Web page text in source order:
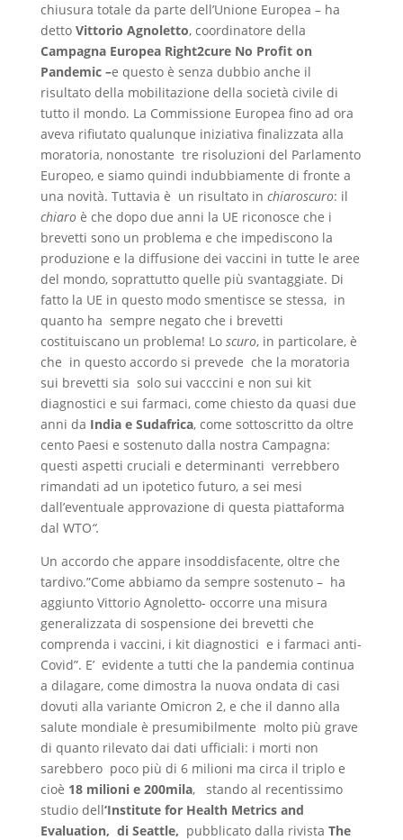
chiusura totale da parte dell’Unione Europea – ha
detto Vittorio Agnoletto, coordinatore della
Campagna Europea Right2cure No Profit on
Pandemic –e questo è senza dubbio anche il
risultato della mobilitazione della società civile di
tutto il mondo. La Commissione Europea fino ad ora
aveva rifiutato qualunque iniziativa finalizzata alla
moratoria, nonostante tre risoluzioni del Parlamento
Europeo, e siamo quindi indubbiamente di fronte a
una novità. Tuttavia è un risultato in chiaroscuro: il
chiaroè che dopo due anni la UE riconosce che i
brevetti sono un problema e che impediscono la
produzione e la diffusione dei vaccini in tutte le aree
del mondo, soprattutto quelle più svantaggiate. Di
fatto la UE in questo modo smentisce se stessa, in
quanto ha sempre negato che i brevetti
costituiscano un problema! Lo scuro, in particolare, è
che in questo accordo si prevede che la moratoria
sui brevetti sia solo sui vacccini e non sui kit
diagnostici e sui farmaci, come chiesto da quasi due
anni da India e Sudafrica, come sottoscritto da oltre
cento Paesi e sostenuto dalla nostra Campagna:
questi aspetti cruciali e determinanti verrebbero
rimandati ad un ipotetico futuro, a sei mesi
dall’eventuale approvazione di questa piattaforma
dal WTO“.
Un accordo che appare insoddisfacente, oltre che
tardivo.”Come abbiamo da sempre sostenuto – ha
aggiunto Vittorio Agnoletto- occorre una misura
generalizzata di sospensione dei brevetti che
comprenda i vaccini, i kit diagnostici e i farmaci anti-
Covid”. E’ evidente a tutti che la pandemia continua
a dilagare, come dimostra la nuova ondata di casi
dovuti alla variante Omicron 2, e che il danno alla
salute mondiale è presumibilmente molto più grave
di quanto rilevato dai dati ufficiali: i morti non
sarebbero poco più di 6 milioni ma circa il triplo e
cioè 18 milioni e 200mila, stando al recentissimo
studio dell‘Institute for Health Metrics and
Evaluation, di Seattle, pubblicato dalla rivista The